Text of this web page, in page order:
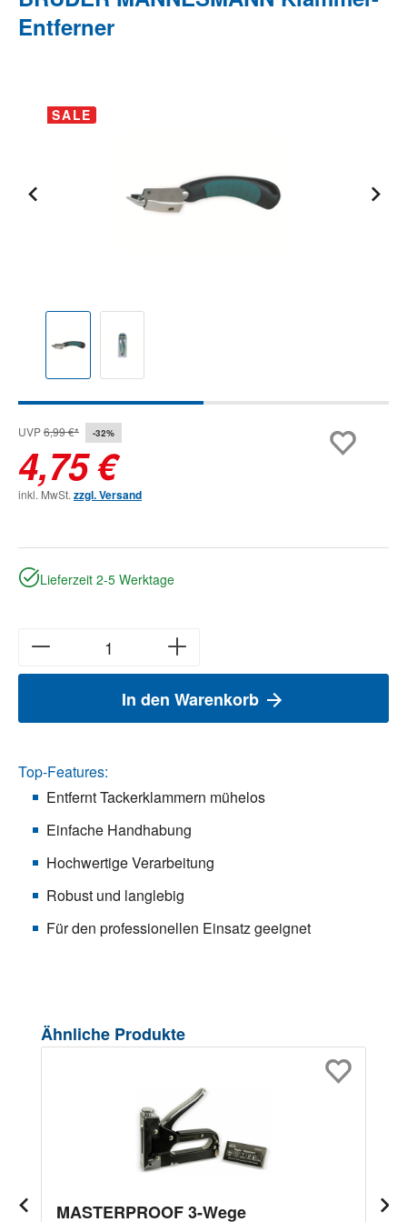
Entferner
Bildergalerie überspringen
SALE
UVP6,99 €* -32%
4,75 €
inkl. MwSt. zzgl. Versand
Lieferzeit 2-5 Werktage
In den Warenkorb
Top-Features:
Entfernt Tackerklammern mühelos
Einfache Handhabung
Hochwertige Verarbeitung
Robust und langlebig
Für den professionellen Einsatz geeignet
Produktgalerie überspringen
Ähnliche Produkte
MASTERPROOF 3-Wege